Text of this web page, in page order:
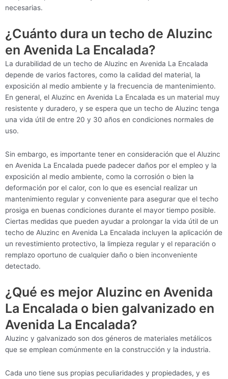
necesarias.
¿Cuánto dura un techo de Aluzinc
en Avenida La Encalada?
La durabilidad de un techo de Aluzinc en Avenida La Encalada
depende de varios factores, como la calidad del material, la
exposición al medio ambiente y la frecuencia de mantenimiento.
En general, el Aluzinc en Avenida La Encalada es un material muy
resistente y duradero, y se espera que un techo de Aluzinc tenga
una vida útil de entre 20 y 30 años en condiciones normales de
uso.
Sin embargo, es importante tener en consideración que el Aluzinc
en Avenida La Encalada puede padecer daños por el empleo y la
exposición al medio ambiente, como la corrosión o bien la
deformación por el calor, con lo que es esencial realizar un
mantenimiento regular y conveniente para asegurar que el techo
prosiga en buenas condiciones durante el mayor tiempo posible.
Ciertas medidas que pueden ayudar a prolongar la vida útil de un
techo de Aluzinc en Avenida La Encalada incluyen la aplicación de
un revestimiento protectivo, la limpieza regular y el reparación o
remplazo oportuno de cualquier daño o bien inconveniente
detectado.
¿Qué es mejor Aluzinc en Avenida
La Encalada o bien galvanizado en
Avenida La Encalada?
Aluzinc y galvanizado son dos géneros de materiales metálicos
que se emplean comúnmente en la construcción y la industria.
Cada uno tiene sus propias peculiaridades y propiedades, y es